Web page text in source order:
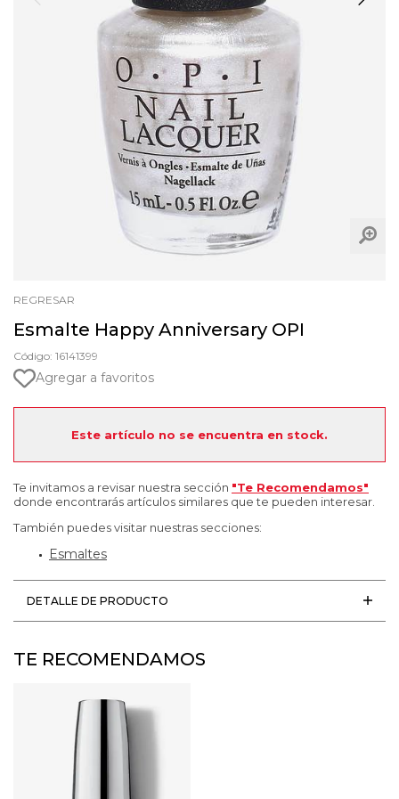
REGRESAR
Esmalte Happy Anniversary OPI
Código: 16141399
Agregar a favoritos
Este artículo no se encuentra en stock.
Te invitamos a revisar nuestra sección "Te Recomendamos"
donde encontrarás artículos similares que te pueden interesar.
También puedes visitar nuestras secciones:
Esmaltes
DETALLE DE PRODUCTO
TE RECOMENDAMOS